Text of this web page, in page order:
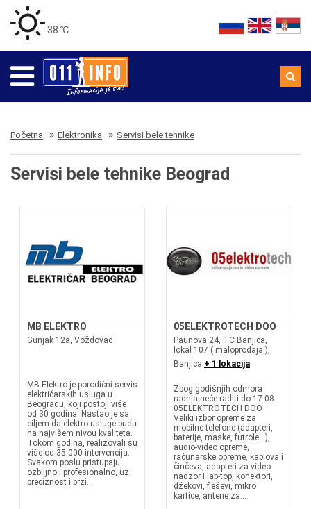
38 ℃
Početna Elektronika Servisi bele tehnike
Servisi bele tehnike Beograd
MB ELEKTRO
Gunjak 12a, Voždovac
MB Elektro je porodični servis
električarskih usluga u
Beogradu, koji postoji više
od 30 godina. Nastao je sa
ciljem da elektro usluge budu
na najvišem nivou kvaliteta.
Tokom godina, realizovali su
više od 35.000 intervencija.
Svakom poslu pristupaju
ozbiljno i profesionalno, uz
preciznost i brzi...
05ELEKTROTECH DOO
Paunova 24, TC Banjica,
lokal 107 ( maloprodaja ),
Banjica + 1 lokacija
Zbog godišnjih odmora
radnja neće raditi do 17.08.
05ELEKTROTECH DOO
Veliki izbor opreme za
mobilne telefone (adapteri,
baterije, maske, futrole...),
audio-video opreme,
računarske opreme, kablova i
činčeva, adapteri za video
nadzor i lap-top, konektori,
džekovi, fleševi, mikro
kartice, antene za...